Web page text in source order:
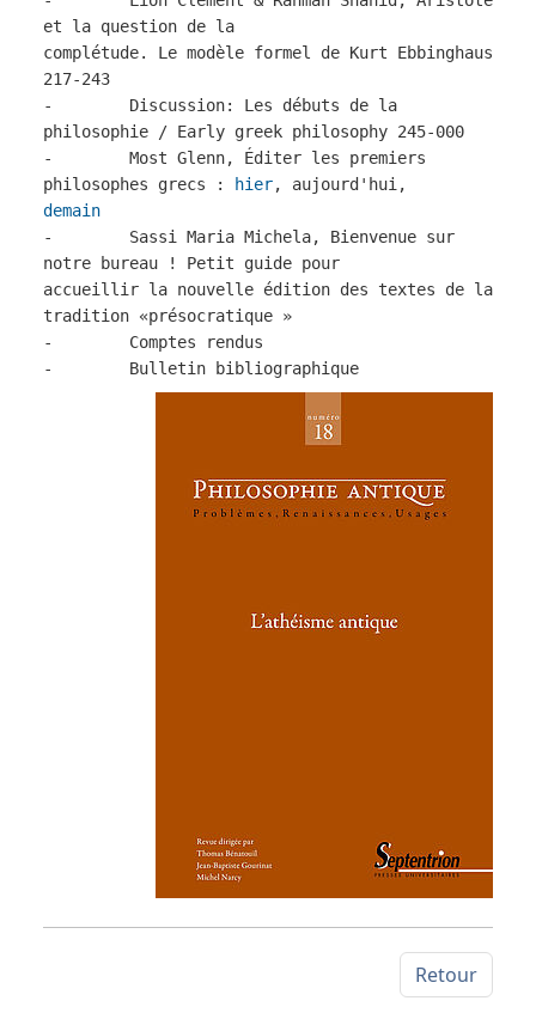
et la question de la
complétude. Le modèle formel de Kurt Ebbinghaus
217-243
- Discussion: Les débuts de la
philosophie / Early greek philosophy 245-000
- Most Glenn, Éditer les premiers
philosophes grecs :
hier, aujourd'hui,
demain
- Sassi Maria Michela, Bienvenue sur
notre bureau ! Petit guide pour
accueillir la nouvelle édition des textes de la
tradition «présocratique »
- Comptes rendus
- Bulletin bibliographique
Retour